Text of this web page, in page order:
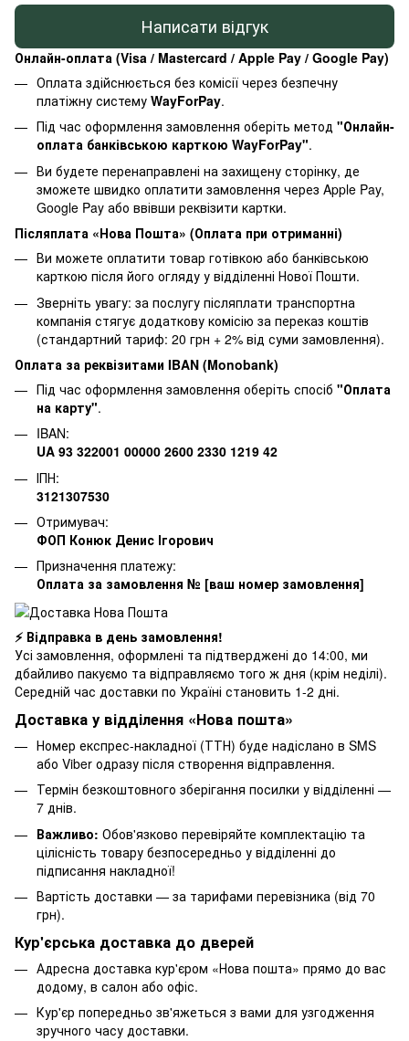
Написати відгук
Онлайн-оплата (Visa / Mastercard / Apple Pay / Google Pay)
Оплата здійснюється без комісії через безпечну
платіжну систему WayForPay.
Під час оформлення замовлення оберіть метод "Онлайн-
оплата банківською карткою WayForPay".
Ви будете перенаправлені на захищену сторінку, де
зможете швидко оплатити замовлення через Apple Pay,
Google Pay або ввівши реквізити картки.
Післяплата «Нова Пошта» (Оплата при отриманні)
Ви можете оплатити товар готівкою або банківською
карткою після його огляду у відділенні Нової Пошти.
Зверніть увагу: за послугу післяплати транспортна
компанія стягує додаткову комісію за переказ коштів
(стандартний тариф: 20 грн + 2% від суми замовлення).
Оплата за реквізитами IBAN (Monobank)
Під час оформлення замовлення оберіть спосіб "Оплата
на карту".
IBAN:
UA 93 322001 00000 2600 2330 1219 42
ІПН:
3121307530
Отримувач:
ФОП Конюк Денис Ігорович
Призначення платежу:
Оплата за замовлення № [ваш номер замовлення]
⚡ Відправка в день замовлення!
Усі замовлення, оформлені та підтверджені до 14:00, ми
дбайливо пакуємо та відправляємо того ж дня (крім неділі).
Середній час доставки по Україні становить 1-2 дні.
Доставка у відділення «Нова пошта»
Номер експрес-накладної (ТТН) буде надіслано в SMS
або Viber одразу після створення відправлення.
Термін безкоштовного зберігання посилки у відділенні —
7 днів.
Важливо: Обов'язково перевіряйте комплектацію та
цілісність товару безпосередньо у відділенні до
підписання накладної!
Вартість доставки — за тарифами перевізника (від 70
грн).
Кур'єрська доставка до дверей
Адресна доставка кур'єром «Нова пошта» прямо до вас
додому, в салон або офіс.
Кур'єр попередньо зв'яжеться з вами для узгодження
зручного часу доставки.